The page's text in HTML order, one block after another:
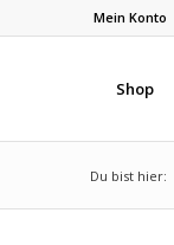
Mein Konto
Shop
Du bist hier: